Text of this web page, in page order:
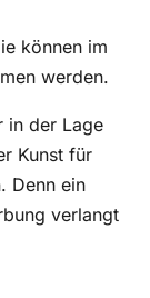
können im
werden.
in der Lage
Kunst für
Denn ein
verlangt